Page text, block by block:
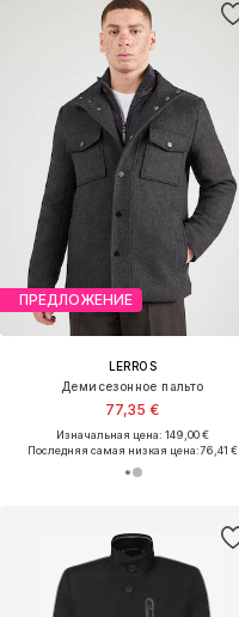
ПРЕДЛОЖЕНИЕ
LERROS
Демисезонное пальто
77,35 €
Изначальная цена: 149,00 €
Последняя самая низкая цена:76,41 €